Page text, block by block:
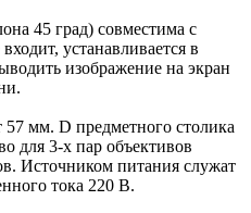
45 град) совместима с
устанавливается в
изображение на экран
57 мм. D предметного столика
для 3-х пар объективов
Источником питания служат
тока 220 В.